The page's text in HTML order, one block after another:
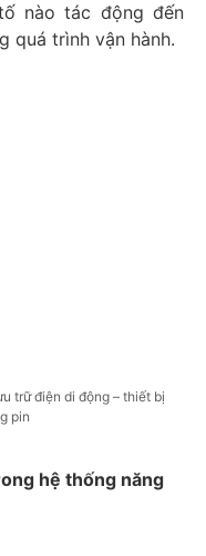
nào tác động đến
quá trình vận hành.
trữ điện di động – thiết bị
pin
hệ thống năng